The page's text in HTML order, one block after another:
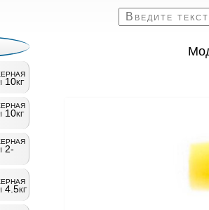
10кг
10кг
2-
4.5кг